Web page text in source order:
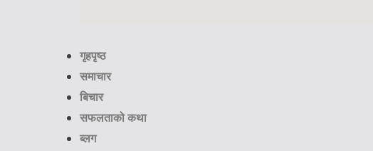
गृहपृष्ठ
समाचार
बिचार
सफलताको कथा
ब्लग